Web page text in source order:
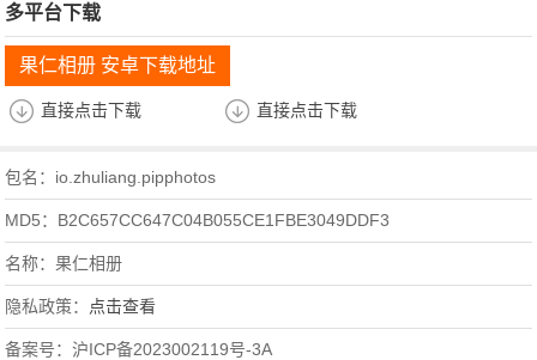
多平台下载
果仁相册 安卓下载地址
直接点击下载 直接点击下载
包名：io.zhuliang.pipphotos
MD5：B2C657CC647C04B055CE1FBE3049DDF3
名称：果仁相册
隐私政策： 点击查看
备案号：沪ICP备2023002119号-3A